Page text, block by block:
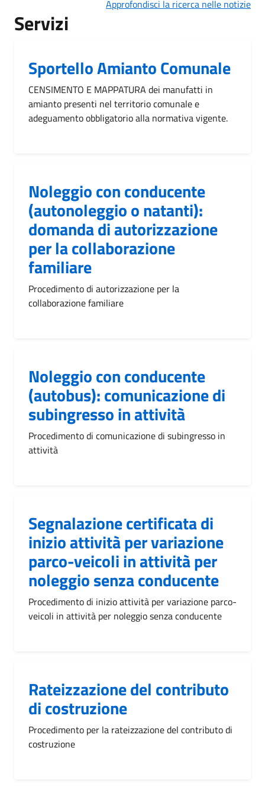
Approfondisci la ricerca nelle notizie
Servizi
Sportello Amianto Comunale
CENSIMENTO E MAPPATURA dei manufatti in
amianto presenti nel territorio comunale e
adeguamento obbligatorio alla normativa vigente.
Noleggio con conducente
(autonoleggio o natanti):
domanda di autorizzazione
per la collaborazione
familiare
Procedimento di autorizzazione per la
collaborazione familiare
Noleggio con conducente
(autobus): comunicazione di
subingresso in attività
Procedimento di comunicazione di subingresso in
attività
Segnalazione certificata di
inizio attività per variazione
parco-veicoli in attività per
noleggio senza conducente
Procedimento di inizio attività per variazione parco-
veicoli in attività per noleggio senza conducente
Rateizzazione del contributo
di costruzione
Procedimento per la rateizzazione del contributo di
costruzione